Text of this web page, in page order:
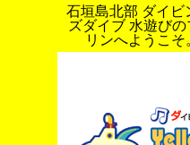
石垣島北部 ダイビ
ズダイブ 水遊び
リンへようこ